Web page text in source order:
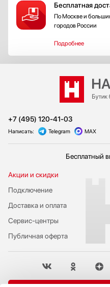
Бесплатная
По Москве и
городов России
Подробнее
+7 (495) 120-41-03
Написать: Telegram MAX
Бесплатный
Акции и скидки
Подключение
Публичная оферта
Сервис-центры
Доставка и оплата